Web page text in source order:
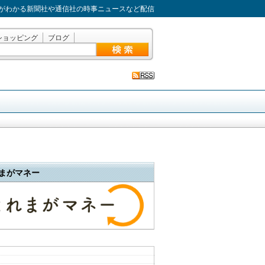
わかる新聞社や通信社の時事ニュースなど配信
ョッピング ブログ
がマネー